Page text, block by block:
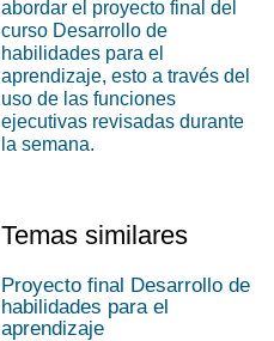
abordar el proyecto final del
curso Desarrollo de
habilidades para el
aprendizaje, esto a través del
uso de las funciones
ejecutivas revisadas durante
la semana.
Temas similares
Proyecto final Desarrollo de
habilidades para el
aprendizaje